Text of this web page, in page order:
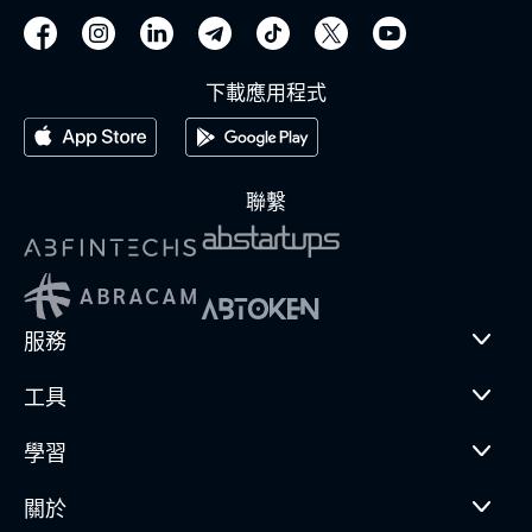
下載應用程式
聯繫
服務
工具
學習
關於